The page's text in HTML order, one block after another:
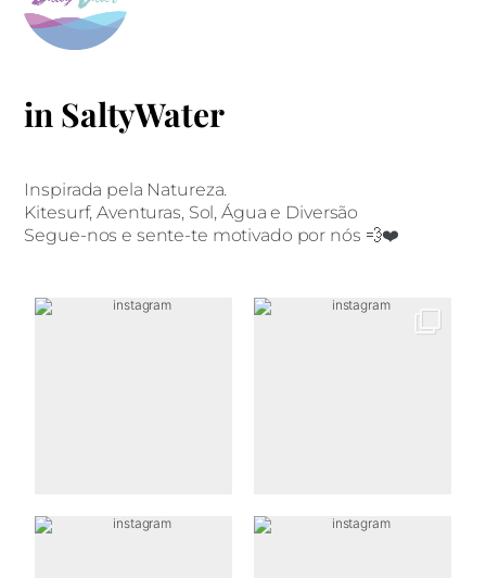
in SaltyWater
Inspirada pela Natureza.
Kitesurf, Aventuras, Sol, Água e Diversão
Segue-nos e sente-te motivado por nós 💨❤️